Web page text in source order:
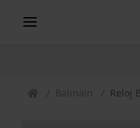
Balmain Reloj